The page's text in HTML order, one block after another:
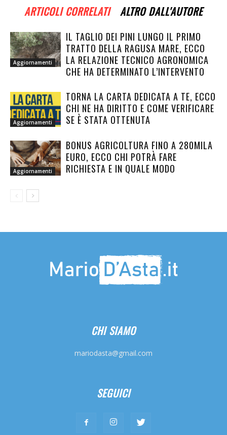
ARTICOLI CORRELATI ALTRO DALL'AUTORE
Aggiornamenti
IL TAGLIO DEI PINI LUNGO IL PRIMO
TRATTO DELLA RAGUSA MARE, ECCO
LA RELAZIONE TECNICO AGRONOMICA
CHE HA DETERMINATO L’INTERVENTO
Aggiornamenti
TORNA LA CARTA DEDICATA A TE, ECCO
CHI NE HA DIRITTO E COME VERIFICARE
SE È STATA OTTENUTA
Aggiornamenti
BONUS AGRICOLTURA FINO A 280MILA
EURO, ECCO CHI POTRÀ FARE
RICHIESTA E IN QUALE MODO
CHI SIAMO
mariodasta@gmail.com
SEGUICI